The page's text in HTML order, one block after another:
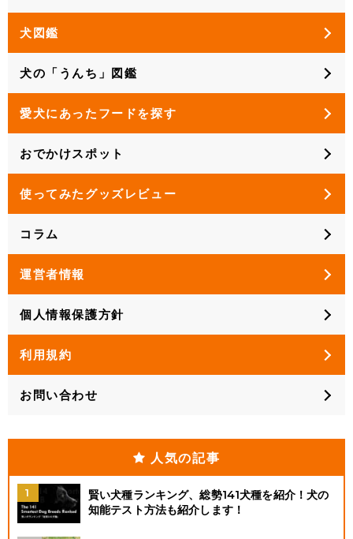
犬図鑑
犬の「うんち」図鑑
愛犬にあったフードを探す
おでかけスポット
使ってみたグッズレビュー
コラム
運営者情報
個人情報保護方針
利用規約
お問い合わせ
人気の記事
賢い犬種ランキング、総勢141犬種を紹介！犬の
知能テスト方法も紹介します！